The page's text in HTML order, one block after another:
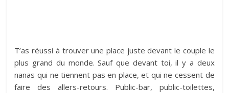
T’as réussi à trouver une place juste devant le couple le
plus grand du monde. Sauf que devant toi, il y a deux
nanas qui ne tiennent pas en place, et qui ne cessent de
faire des allers-retours. Public-bar, public-toilettes,